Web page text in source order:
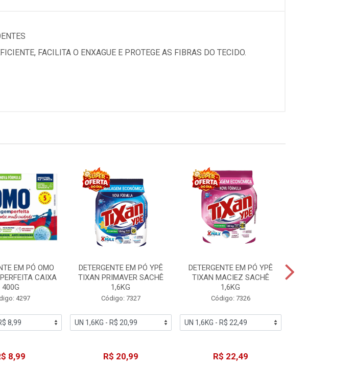
FACILITA O ENXAGUE E PROTEGE AS FIBRAS DO TECIDO.
EM PÓ OMO
CAIXA
400G
4297
8,99
DETERGENTE EM PÓ YPÊ
TIXAN PRIMAVER SACHÊ
1,6KG
Código: 7327
R$ 20,99
DETERGENTE EM PÓ YPÊ
TIXAN MACIEZ SACHÊ
1,6KG
Código: 7326
R$ 22,49